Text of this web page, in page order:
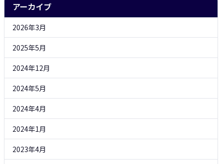
アーカイブ
2026年3月
2025年5月
2024年12月
2024年5月
2024年4月
2024年1月
2023年4月